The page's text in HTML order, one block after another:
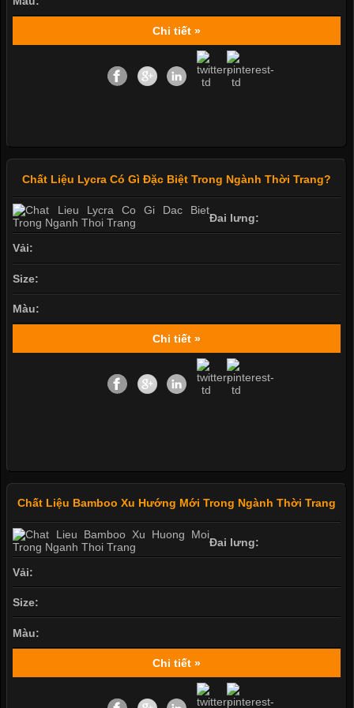
Chi tiết »
Chất Liệu Lycra Có Gì Đặc Biệt Trong Ngành Thời Trang?
Đai lưng:
Vải:
Size:
Màu:
Chi tiết »
Chất Liệu Bamboo Xu Hướng Mới Trong Ngành Thời Trang
Đai lưng:
Vải:
Size:
Màu:
Chi tiết »